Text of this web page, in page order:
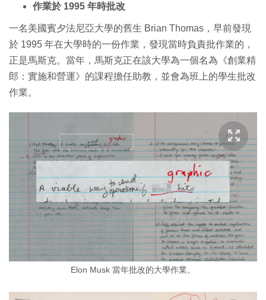
作業於 1995 年時批改
一名美國賓夕法尼亞大學的舊生 Brian Thomas，早前發現
於 1995 年在大學時的一份作業，發現當時負責批作業的，
正是馬斯克。當年，馬斯克正在該大學為一個名為《創業精
郎：實施和營運》的課程擔任助教，並會為班上的學生批改
作業。
Elon Musk 當年批改的大學作業。